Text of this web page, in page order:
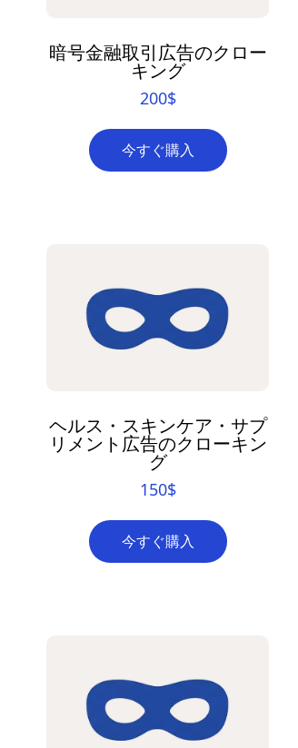
暗号金融取引広告のクロー
キング
200$
今すぐ購入
ヘルス・スキンケア・サプ
リメント広告のクローキン
グ
150$
今すぐ購入